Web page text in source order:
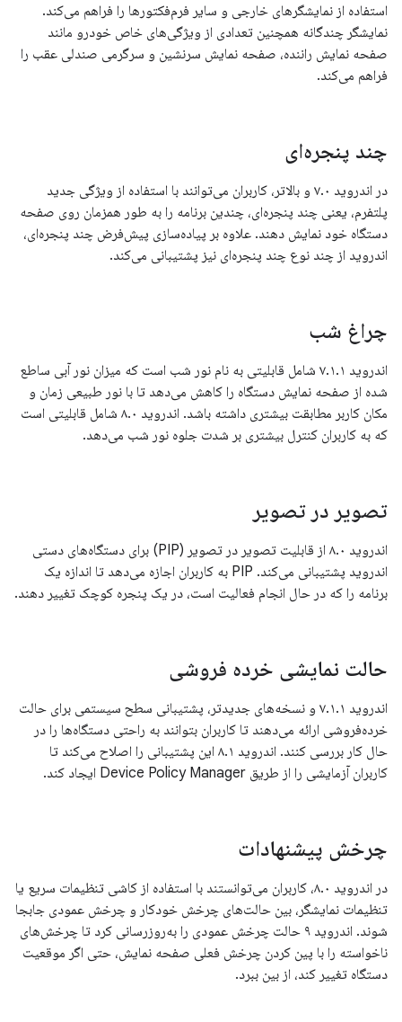
استفاده از نمایشگرهای خارجی و سایر فرم‌فکتورها را فراهم می‌کند.
نمایشگر چندگانه همچنین تعدادی از ویژگی‌های خاص خودرو مانند
صفحه نمایش راننده، صفحه نمایش سرنشین و سرگرمی صندلی عقب را
فراهم می‌کند.
چند پنجره‌ای
در اندروید ۷.۰ و بالاتر، کاربران می‌توانند با استفاده از ویژگی جدید
پلتفرم، یعنی چند پنجره‌ای، چندین برنامه را به طور همزمان روی صفحه
دستگاه خود نمایش دهند. علاوه بر پیاده‌سازی پیش‌فرض چند پنجره‌ای،
اندروید از چند نوع چند پنجره‌ای نیز پشتیبانی می‌کند.
چراغ شب
اندروید ۷.۱.۱ شامل قابلیتی به نام نور شب است که میزان نور آبی ساطع
شده از صفحه نمایش دستگاه را کاهش می‌دهد تا با نور طبیعی زمان و
مکان کاربر مطابقت بیشتری داشته باشد. اندروید ۸.۰ شامل قابلیتی است
که به کاربران کنترل بیشتری بر شدت جلوه نور شب می‌دهد.
تصویر در تصویر
اندروید ۸.۰ از قابلیت تصویر در تصویر (PIP) برای دستگاه‌های دستی
اندروید پشتیبانی می‌کند. PIP به کاربران اجازه می‌دهد تا اندازه یک
برنامه را که در حال انجام فعالیت است، در یک پنجره کوچک تغییر دهند.
حالت نمایشی خرده فروشی
اندروید ۷.۱.۱ و نسخه‌های جدیدتر، پشتیبانی سطح سیستمی برای حالت
خرده‌فروشی ارائه می‌دهند تا کاربران بتوانند به راحتی دستگاه‌ها را در
حال کار بررسی کنند. اندروید ۸.۱ این پشتیبانی را اصلاح می‌کند تا
کاربران آزمایشی را از طریق Device Policy Manager ایجاد کند.
چرخش پیشنهادات
در اندروید ۸.۰، کاربران می‌توانستند با استفاده از کاشی تنظیمات سریع یا
تنظیمات نمایشگر، بین حالت‌های چرخش خودکار و چرخش عمودی جابجا
شوند. اندروید ۹ حالت چرخش عمودی را به‌روزرسانی کرد تا چرخش‌های
ناخواسته را با پین کردن چرخش فعلی صفحه نمایش، حتی اگر موقعیت
دستگاه تغییر کند، از بین ببرد.